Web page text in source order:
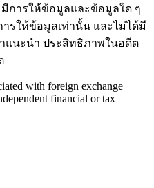
มีการให้ข้อมูลและข้อมูลใด ๆ
รให้ข้อมูลเท่านั้น และไม่ได้มี
แนะนำ ประสิทธิภาพในอดีต
with foreign exchange
financial or tax